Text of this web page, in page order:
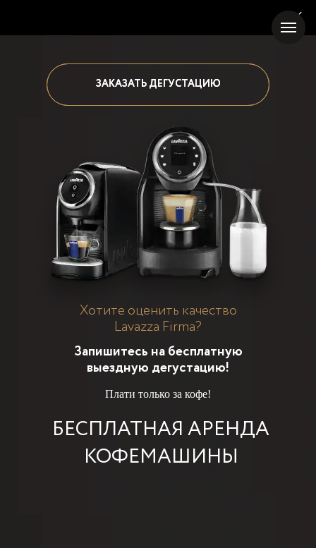
БЕСПЛАТНАЯ АРЕНДА
КОФЕМАШИНЫ
ЗАКАЗАТЬ ДЕГУСТАЦИЮ
Хотите оценить качество
Lavazza Firma?
ЗАКАЗАТЬ ДЕГУСТАЦИЮ
Плати только за кофе!
Запишитесь на бесплатную
выездную дегустацию!